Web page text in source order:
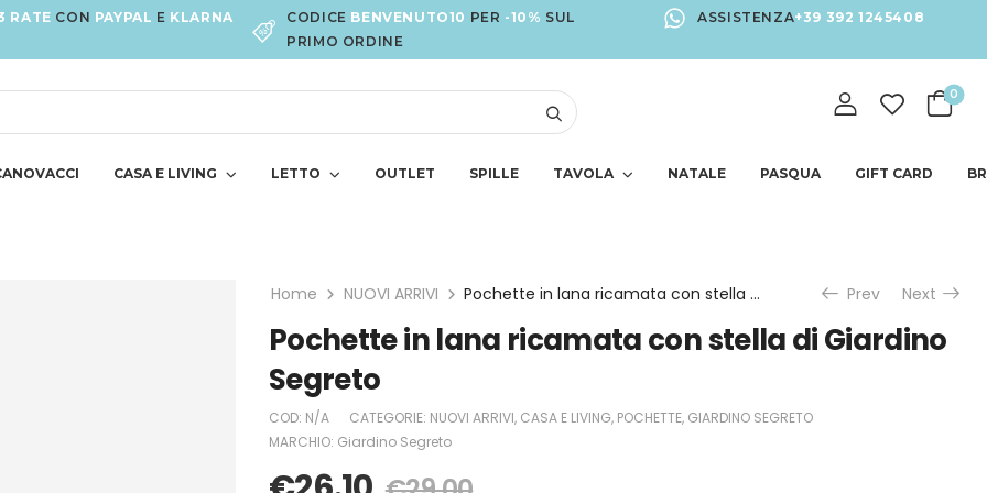
RATE CON PAYPAL E KLARNA CODICE BENVENUTO10 PER -10% SUL
PRIMO ORDINE
ASSISTENZA+39 392 1245408
0
CASA E LIVING LETTO OUTLET SPILLE TAVOLA NATALE PASQUA GIFT CARD
Home NUOVI ARRIVI Pochette in lana ricamata con stella di Giardino Segreto Prev Next
Pochette in lana ricamata con stella di Giardino
Segreto
COD: N/A CATEGORIE: NUOVI ARRIVI, CASA E LIVING, POCHETTE, GIARDINO SEGRETO
MARCHIO: Giardino Segreto